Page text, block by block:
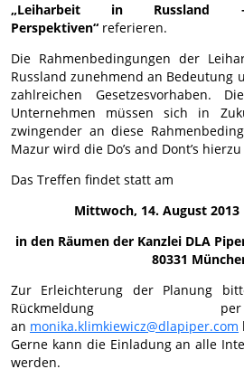
„Leiharbeit in Russland
Perspektiven“ referieren.
Die Rahmenbedingungen der
Russland zunehmend an Bedeutung
zahlreichen Gesetzesvorhaben.
Unternehmen müssen sich in
zwingender an diese
Mazur wird die Do’s and Dont’s
Das Treffen findet statt am
Mittwoch, 14. August
in den Räumen der Kanzlei DLA
80331
Zur Erleichterung der Planung
an monika.klimkiewicz@dlapiper.com
Gerne kann die Einladung an alle
werden.